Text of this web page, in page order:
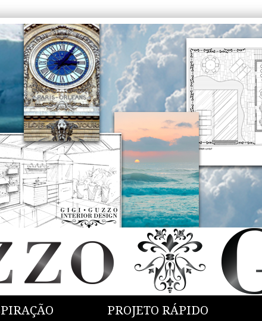
PROJETO RÁPIDO